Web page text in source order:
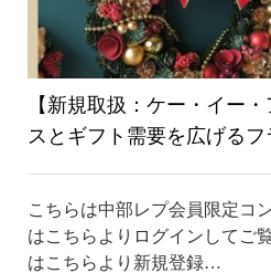
【新規取扱：ケー・イー
スとギフト需要を広げる
こちらは中部レプ会員限定コ
はこちらよりログインしてご
はこちらより新規登録…